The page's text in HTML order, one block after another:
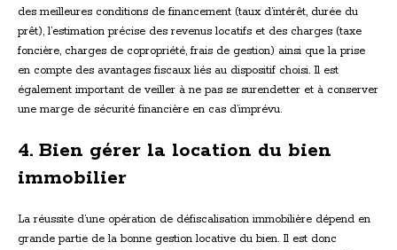
des meilleures conditions de financement (taux d’intérêt, durée du
prêt), l’estimation précise des revenus locatifs et des charges (taxe
foncière, charges de copropriété, frais de gestion) ainsi que la prise
en compte des avantages fiscaux liés au dispositif choisi. Il est
également important de veiller à ne pas se surendetter et à conserver
une marge de sécurité financière en cas d’imprévu.
4. Bien gérer la location du bien
immobilier
La réussite d’une opération de défiscalisation immobilière dépend en
grande partie de la bonne gestion locative du bien. Il est donc